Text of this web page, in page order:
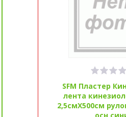
SFM Пластер
лента
2,5смX500см